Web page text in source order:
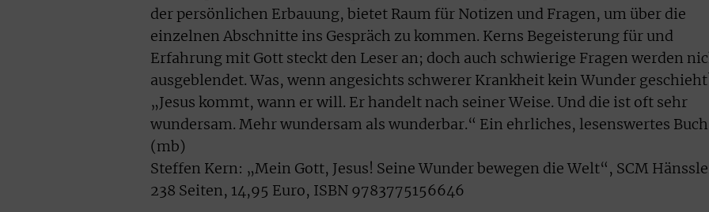
der persönlichen Erbauung, bietet Raum für Notizen und Fragen, um über die
einzelnen Abschnitte ins Gespräch zu kommen. Kerns Begeisterung für und
Erfahrung mit Gott steckt den Leser an; doch auch schwierige Fragen werden
ausgeblendet. Was, wenn angesichts schwerer Krankheit kein Wunder
„Jesus kommt, wann er will. Er handelt nach seiner Weise. Und die ist oft sehr
wundersam. Mehr wundersam als wunderbar.“ Ein ehrliches, lesenswertes
(mb)
Steffen Kern: „Mein Gott, Jesus! Seine Wunder bewegen die Welt“, SCM
238 Seiten, 14,95 Euro, ISBN 9783775156646